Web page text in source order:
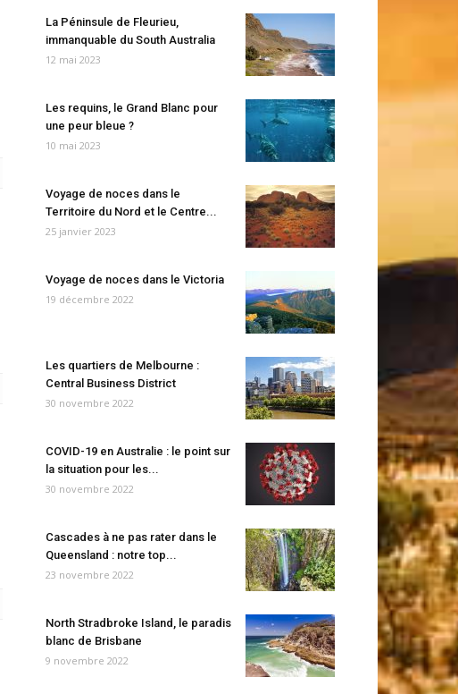
La Péninsule de Fleurieu,
immanquable du South Australia
12 mai 2023
Les requins, le Grand Blanc pour
une peur bleue ?
10 mai 2023
Voyage de noces dans le
Territoire du Nord et le Centre...
25 janvier 2023
Voyage de noces dans le Victoria
19 décembre 2022
Les quartiers de Melbourne :
Central Business District
30 novembre 2022
COVID-19 en Australie : le point sur
la situation pour les...
30 novembre 2022
Cascades à ne pas rater dans le
Queensland : notre top...
23 novembre 2022
North Stradbroke Island, le paradis
blanc de Brisbane
9 novembre 2022